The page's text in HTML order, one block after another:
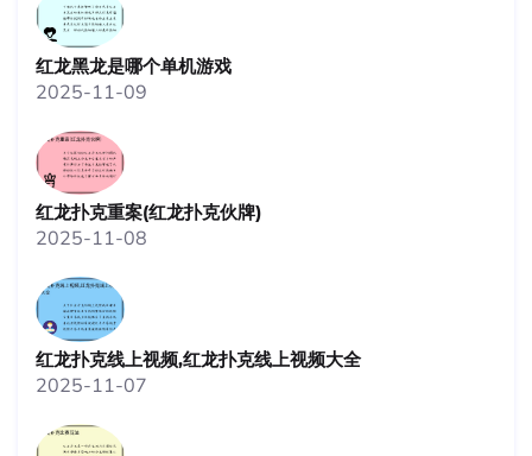
红龙黑龙是哪个单机游戏
2025-11-09
红龙扑克重案(红龙扑克伙牌)
2025-11-08
红龙扑克线上视频,红龙扑克线上视频大全
2025-11-07